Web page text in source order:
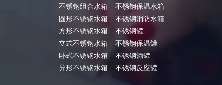
不锈钢组合水箱
圆形不锈钢水箱
方形不锈钢水箱
立式不锈钢水箱
卧式不锈钢水箱
异形不锈钢水箱
不锈钢保温水箱
不锈钢消防水箱
不锈钢罐
不锈钢保温罐
不锈钢酒罐
不锈钢反应罐